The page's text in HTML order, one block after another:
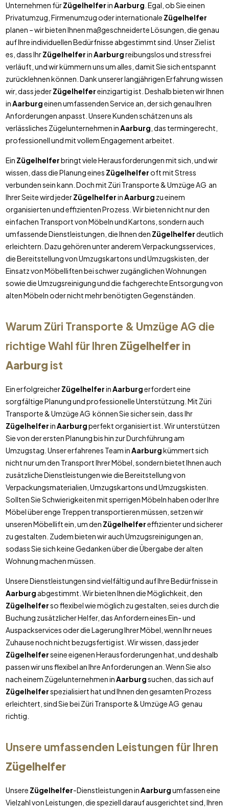
Unternehmen fürZügelhelferinAarburg . Egal, ob Sie einen
Privatumzug, Firmenumzug oder internationale Zügelhelfer
planen – wir bieten Ihnen maßgeschneiderte Lösungen, die genau
auf Ihre individuellen Bedürfnisse abgestimmt sind. Unser Ziel ist
es, dass IhrZügelhelferinAarburgreibungslos und stressfrei
verläuft, und wir kümmern uns um alles, damit Sie sich entspannt
zurücklehnen können. Dank unserer langjährigen Erfahrung wissen
wir, dass jederZügelhelfereinzigartig ist. Deshalb bieten wir Ihnen
inAarburgeinen umfassenden Service an, der sich genau Ihren
Anforderungen anpasst. Unsere Kunden schätzen uns als
verlässliches Zügelunternehmen inAarburg , das termingerecht,
professionell und mit vollem Engagement arbeitet.
Ein Zügelhelferbringt viele Herausforderungen mit sich, und wir
wissen, dass die Planung eines Zügelhelferoft mit Stress
verbunden sein kann. Doch mit Züri Transporte & Umzüge AG an
Ihrer Seite wird jederZügelhelferinAarburg zu einem
organisierten und effizienten Prozess. Wir bieten nicht nur den
einfachen Transport von Möbeln und Kartons, sondern auch
umfassende Dienstleistungen, die Ihnen den Zügelhelferdeutlich
erleichtern. Dazu gehören unter anderem Verpackungsservices,
die Bereitstellung von Umzugskartons und Umzugskisten, der
Einsatz von Möbelliften bei schwer zugänglichen Wohnungen
sowie die Umzugsreinigung und die fachgerechte Entsorgung von
alten Möbeln oder nicht mehr benötigten Gegenständen.
Warum Züri Transporte & Umzüge AG die
richtige Wahl für Ihren Zügelhelferin
Aarburg ist
Ein erfolgreicherZügelhelferinAarburgerfordert eine
sorgfältige Planung und professionelle Unterstützung. Mit Züri
Transporte & Umzüge AG können Sie sicher sein, dass Ihr
ZügelhelferinAarburgperfekt organisiert ist. Wir unterstützen
Sie von der ersten Planung bis hin zur Durchführung am
Umzugstag. Unser erfahrenes Team inAarburgkümmert sich
nicht nur um den Transport Ihrer Möbel, sondern bietet Ihnen auch
zusätzliche Dienstleistungen wie die Bereitstellung von
Verpackungsmaterialien, Umzugskartons und Umzugskisten.
Sollten Sie Schwierigkeiten mit sperrigen Möbeln haben oder Ihre
Möbel über enge Treppen transportieren müssen, setzen wir
unseren Möbellift ein, um den Zügelhelfereffizienter und sicherer
zu gestalten. Zudem bieten wir auch Umzugsreinigungen an,
sodass Sie sich keine Gedanken über die Übergabe der alten
Wohnung machen müssen.
Unsere Dienstleistungen sind vielfältig und auf Ihre Bedürfnisse in
Aarburg abgestimmt. Wir bieten Ihnen die Möglichkeit, den
Zügelhelferso flexibel wie möglich zu gestalten, sei es durch die
Buchung zusätzlicher Helfer, das Anfordern eines Ein- und
Auspackservices oder die Lagerung Ihrer Möbel, wenn Ihr neues
Zuhause noch nicht bezugsfertig ist. Wir wissen, dass jeder
Zügelhelferseine eigenen Herausforderungen hat, und deshalb
passen wir uns flexibel an Ihre Anforderungen an. Wenn Sie also
nach einem Zügelunternehmen inAarburgsuchen, das sich auf
Zügelhelferspezialisiert hat und Ihnen den gesamten Prozess
erleichtert, sind Sie bei Züri Transporte & Umzüge AG genau
richtig.
Unsere umfassenden Leistungen für Ihren
Zügelhelfer
Unsere Zügelhelfer-Dienstleistungen inAarburgumfassen eine
Vielzahl von Leistungen, die speziell darauf ausgerichtet sind, Ihren